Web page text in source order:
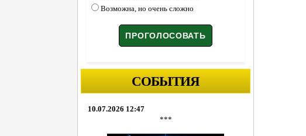
Возможна, но очень сложно
СОБЫТИЯ
10.07.2026 12:47
***